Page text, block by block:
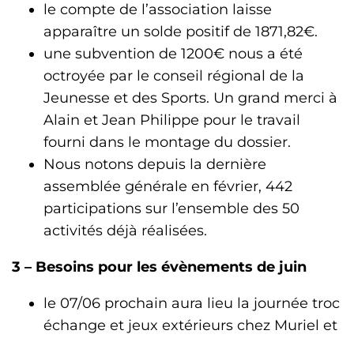
le compte de l’association laisse
apparaître un solde positif de 1871,82€.
une subvention de 1200€ nous a été
octroyée par le conseil régional de la
Jeunesse et des Sports. Un grand merci à
Alain et Jean Philippe pour le travail
fourni dans le montage du dossier.
Nous notons depuis la dernière
assemblée générale en février, 442
participations sur l’ensemble des 50
activités déjà réalisées.
3 – Besoins pour les évènements de juin
le 07/06 prochain aura lieu la journée troc
échange et jeux extérieurs chez Muriel et